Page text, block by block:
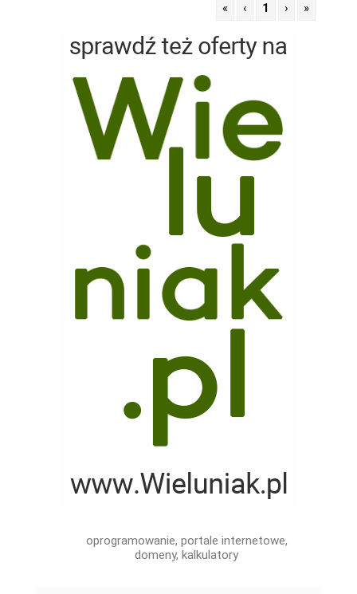
« ‹ 1 › »
oprogramowanie, portale internetowe,
domeny, kalkulatory